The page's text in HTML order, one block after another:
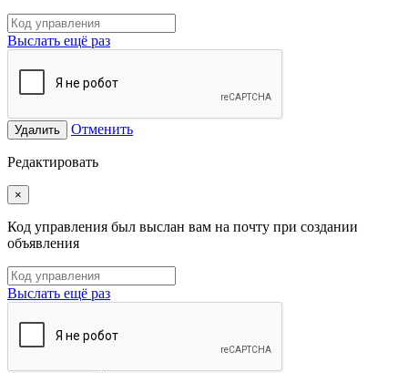
Выслать ещё раз
Удалить Отменить
Редактировать
×
Код управления был выслан вам на почту при создании
объявления
Выслать ещё раз